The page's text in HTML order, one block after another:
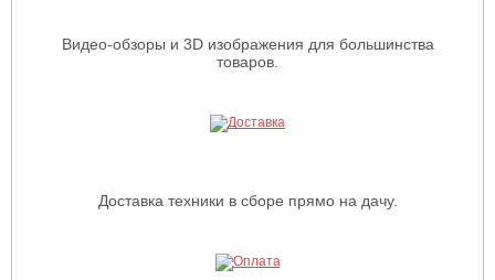
Видео-обзоры и 3D изображения для большинства
товаров.
Доставка техники в сборе прямо на дачу.